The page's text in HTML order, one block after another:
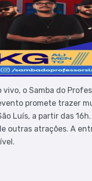
o Samba do
promete trazer
Luís, a partir das
outras atrações. A